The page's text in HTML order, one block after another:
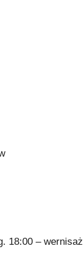
18:00 – wernisaż